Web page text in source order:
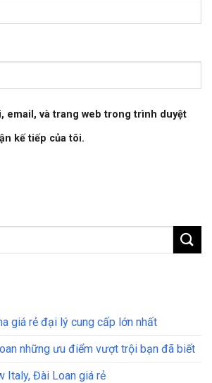
email, và trang web trong trình duyệt
kế tiếp của tôi.
giá rẻ đại lý cung cấp lớn nhất
những ưu điểm vượt trội bạn đã biết
Italy, Đài Loan giá rẻ